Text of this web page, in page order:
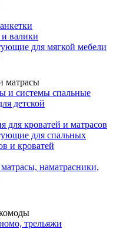
валики
для мягкой мебели
матрасы
и системы спальные
детской
для кроватей и матрасов
для спальных
и кроватей
наматрасники,
трельяжи